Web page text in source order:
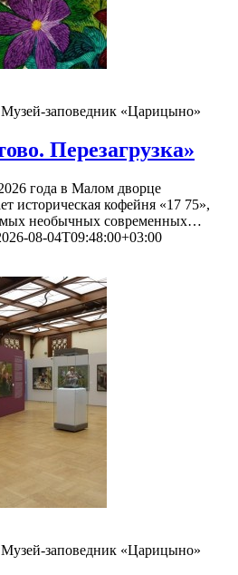
Музей-заповедник «Царицыно»
Перезагрузка»
года в Малом дворце
историческая кофейня «17 75»,
необычных современных…
08-04T09:48:00+03:00
Музей-заповедник «Царицыно»